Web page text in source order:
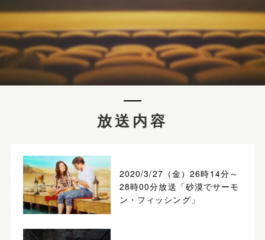
放送内容
2020/3/27（金）26時14分～
28時00分放送「砂漠でサーモ
ン・フィッシング」